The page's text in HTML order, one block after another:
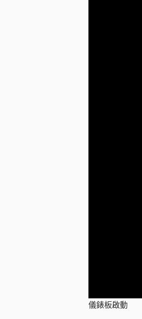
儀錶板啟動